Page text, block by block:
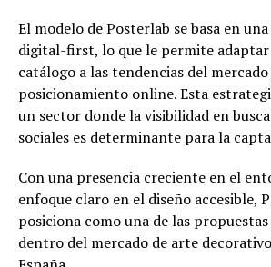
El modelo de Posterlab se basa en
digital-first, lo que le permite
catálogo a las tendencias del
posicionamiento online. Esta
un sector donde la visibilidad en
sociales es determinante para la
Con una presencia creciente en el
enfoque claro en el diseño accesible,
posiciona como una de las
dentro del mercado de arte